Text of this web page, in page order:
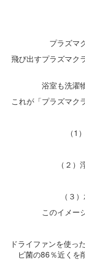
プラズマ
飛び出すプラズマク
浴室も洗濯
これが「プラズマク
（1
（２
（３
このイメー
ドライファンを使っ
ビ菌の86％近くを